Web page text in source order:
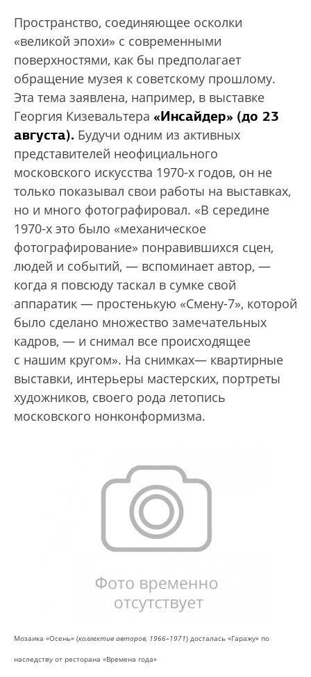
Пространство, соединяющее осколки
«великой эпохи» с современными
поверхностями, как бы предполагает
обращение музея к советскому прошлому.
Эта тема заявлена, например, в выставке
Георгия Кизевальтера «Инсайдер» (до 23
августа). Будучи одним из активных
представителей неофициального
московского искусства 1970-х годов, он не
только показывал свои работы на выставках,
но и много фотографировал. «В середине
1970-х это было «механическое
фотографирование» понравившихся сцен,
людей и событий, — вспоминает автор, —
когда я повсюду таскал в сумке свой
аппаратик — простенькую «Смену-7», которой
было сделано множество замечательных
кадров, — и снимал все происходящее
с нашим кругом». На снимках— квартирные
выставки, интерьеры мастерских, портреты
художников, своего рода летопись
московского нонконформизма.
Мозаика «Осень» (коллектив авторов, 1966–1971) досталась «Гаражу» по
наследству от ресторана «Времена года»